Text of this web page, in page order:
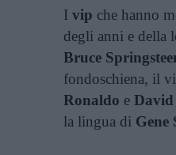
I vip che hanno
degli anni e della
Bruce
fondoschiena, il
Ronaldo e David
la lingua di Gene